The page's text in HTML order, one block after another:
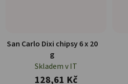
San Carlo Dixi chipsy 6 x 20
g
Skladem v IT
128,61 Kč